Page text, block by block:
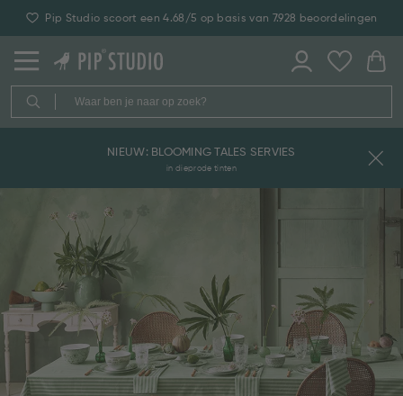
Pip Studio scoort een 4.68/5 op basis van 7.928 beoordelingen
NIEUW: BLOOMING TALES SERVIES
in dieprode tinten